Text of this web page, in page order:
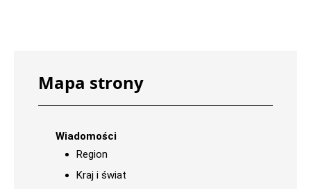
Mapa strony
Wiadomości
Region
Kraj i świat